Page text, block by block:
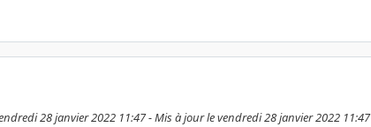
28 janvier 2022 11:47 - Mis à jour le vendredi 28 janvier 2022 11:47